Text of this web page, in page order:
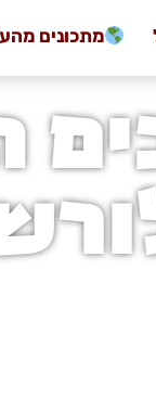
מתכונים